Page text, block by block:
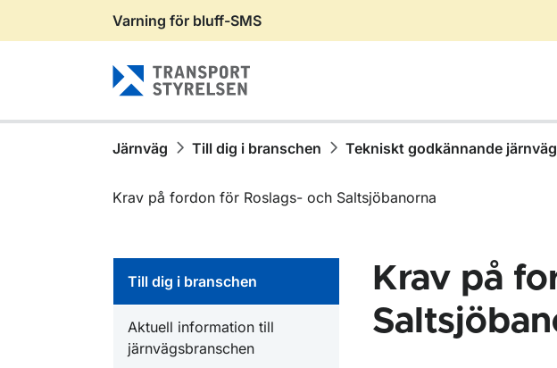
Gå till sidans innehåll
Varning för bluff-SMS
Järnväg Till dig i branschen Tekniskt godkännande järnväg
Krav på fordon för Roslags- och Saltsjöbanorna
Till dig i branschen
Aktuell information till
järnvägsbranschen
Krav på